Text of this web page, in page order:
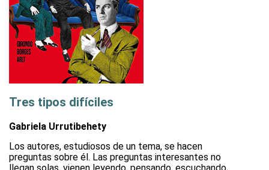
Tres tipos difíciles
Gabriela Urrutibehety
Los autores, estudiosos de un tema, se hacen
preguntas sobre él. Las preguntas interesantes no